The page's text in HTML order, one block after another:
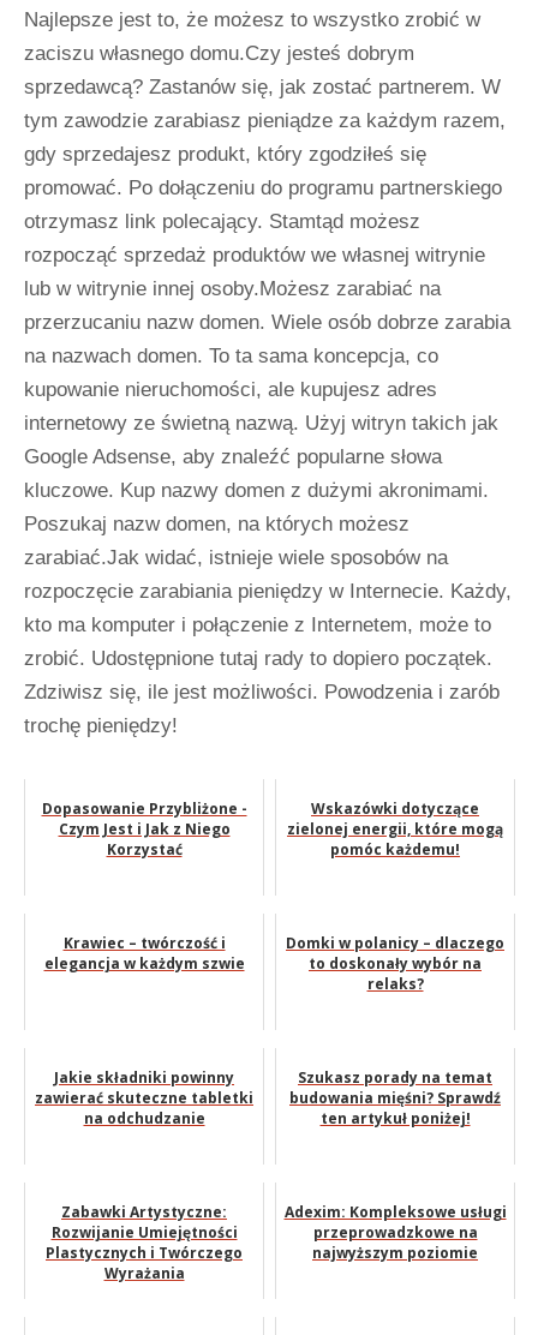
Najlepsze jest to, że możesz to wszystko zrobić w
zaciszu własnego domu.Czy jesteś dobrym
sprzedawcą? Zastanów się, jak zostać partnerem. W
tym zawodzie zarabiasz pieniądze za każdym razem,
gdy sprzedajesz produkt, który zgodziłeś się
promować. Po dołączeniu do programu partnerskiego
otrzymasz link polecający. Stamtąd możesz
rozpocząć sprzedaż produktów we własnej witrynie
lub w witrynie innej osoby.Możesz zarabiać na
przerzucaniu nazw domen. Wiele osób dobrze zarabia
na nazwach domen. To ta sama koncepcja, co
kupowanie nieruchomości, ale kupujesz adres
internetowy ze świetną nazwą. Użyj witryn takich jak
Google Adsense, aby znaleźć popularne słowa
kluczowe. Kup nazwy domen z dużymi akronimami.
Poszukaj nazw domen, na których możesz
zarabiać.Jak widać, istnieje wiele sposobów na
rozpoczęcie zarabiania pieniędzy w Internecie. Każdy,
kto ma komputer i połączenie z Internetem, może to
zrobić. Udostępnione tutaj rady to dopiero początek.
Zdziwisz się, ile jest możliwości. Powodzenia i zarób
trochę pieniędzy!
Dopasowanie Przybliżone -
Czym Jest i Jak z Niego
Korzystać
Wskazówki dotyczące
zielonej energii, które mogą
pomóc każdemu!
Krawiec – twórczość i
elegancja w każdym szwie
Domki w polanicy – dlaczego
to doskonały wybór na
relaks?
Jakie składniki powinny
zawierać skuteczne tabletki
na odchudzanie
Szukasz porady na temat
budowania mięśni? Sprawdź
ten artykuł poniżej!
Zabawki Artystyczne:
Rozwijanie Umiejętności
Plastycznych i Twórczego
Wyrażania
Adexim: Kompleksowe usługi
przeprowadzkowe na
najwyższym poziomie